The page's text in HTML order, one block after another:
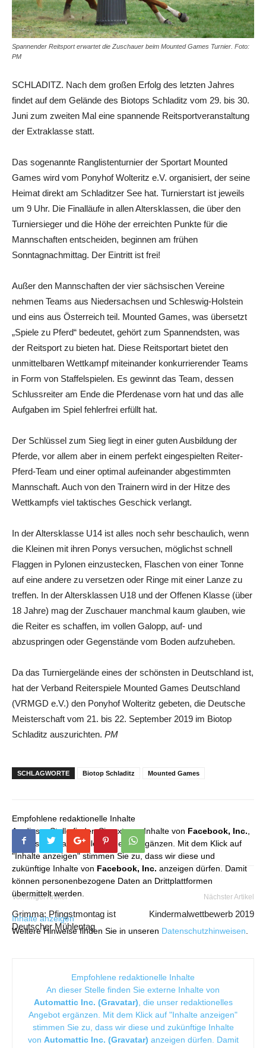
Spannender Reitsport erwartet die Zuschauer beim Mounted Games Turnier. Foto:
PM
SCHLADITZ. Nach dem großen Erfolg des letzten Jahres
findet auf dem Gelände des Biotops Schladitz vom 29. bis 30.
Juni zum zweiten Mal eine spannende Reitsportveranstaltung
der Extraklasse statt.
Das sogenannte Ranglistenturnier der Sportart Mounted
Games wird vom Ponyhof Wolteritz e.V. organisiert, der seine
Heimat direkt am Schladitzer See hat. Turnierstart ist jeweils
um 9 Uhr. Die Finalläufe in allen Altersklassen, die über den
Turniersieger und die Höhe der erreichten Punkte für die
Mannschaften entscheiden, beginnen am frühen
Sonntagnachmittag. Der Eintritt ist frei!
Außer den Mannschaften der vier sächsischen Vereine
nehmen Teams aus Niedersachsen und Schleswig-Holstein
und eins aus Österreich teil. Mounted Games, was übersetzt
„Spiele zu Pferd“ bedeutet, gehört zum Spannendsten, was
der Reitsport zu bieten hat. Diese Reitsportart bietet den
unmittelbaren Wettkampf miteinander konkurrierender Teams
in Form von Staffelspielen. Es gewinnt das Team, dessen
Schlussreiter am Ende die Pferdenase vorn hat und das alle
Aufgaben im Spiel fehlerfrei erfüllt hat.
Der Schlüssel zum Sieg liegt in einer guten Ausbildung der
Pferde, vor allem aber in einem perfekt eingespielten Reiter-
Pferd-Team und einer optimal aufeinander abgestimmten
Mannschaft. Auch von den Trainern wird in der Hitze des
Wettkampfs viel taktisches Geschick verlangt.
In der Altersklasse U14 ist alles noch sehr beschaulich, wenn
die Kleinen mit ihren Ponys versuchen, möglichst schnell
Flaggen in Pylonen einzustecken, Flaschen von einer Tonne
auf eine andere zu versetzen oder Ringe mit einer Lanze zu
treffen. In der Altersklassen U18 und der Offenen Klasse (über
18 Jahre) mag der Zuschauer manchmal kaum glauben, wie
die Reiter es schaffen, im vollen Galopp, auf- und
abzuspringen oder Gegenstände vom Boden aufzuheben.
Da das Turniergelände eines der schönsten in Deutschland ist,
hat der Verband Reiterspiele Mounted Games Deutschland
(VRMGD e.V.) den Ponyhof Wolteritz gebeten, die Deutsche
Meisterschaft vom 21. bis 22. September 2019 im Biotop
Schladitz auszurichten. PM
SCHLAGWORTE Biotop Schladitz Mounted Games
Empfohlene redaktionelle Inhalte
An dieser Stelle finden Sie externe Inhalte von Facebook, Inc.
die unser redaktionelles Angebot ergänzen. Mit dem Klick auf
"Inhalte anzeigen" stimmen Sie zu, dass wir diese und
zukünftige Inhalte von Facebook, Inc. anzeigen dürfen. Damit
können personenbezogene Daten an Drittplattformen
übermittelt werden.
Inhalte anzeigen
Weitere Hinweise finden Sie in unseren Datenschutzhinweisen
Vorheriger Artikel
Grimma: Pfingstmontag ist
Deutscher Mühlentag
Nächster Artikel
Kindermalwettbewerb 2019
Empfohlene redaktionelle Inhalte
An dieser Stelle finden Sie externe Inhalte von
Automattic Inc. (Gravatar) , die unser redaktionelles
Angebot ergänzen. Mit dem Klick auf "Inhalte anzeigen"
stimmen Sie zu, dass wir diese und zukünftige Inhalte
von Automattic Inc. (Gravatar) anzeigen dürfen. Damit